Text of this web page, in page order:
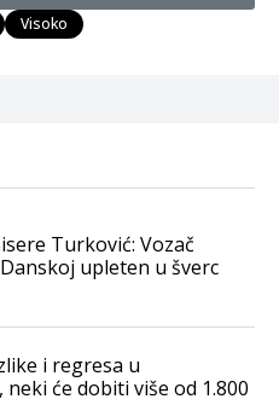
Visoko
Turković: Vozač
upleten u šverc
i regresa u
će dobiti više od 1.800